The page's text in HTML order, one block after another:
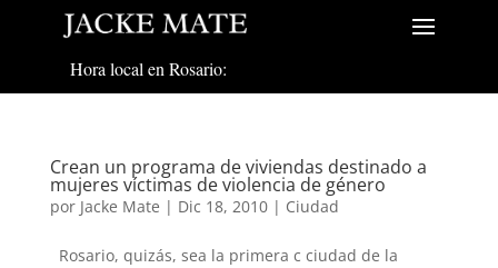
Hora local en Rosario:
Crean un programa de viviendas destinado a
mujeres víctimas de violencia de género
por Jacke Mate | Dic 18, 2010| Ciudad
Rosario, quizás, sea la primera c ciudad de la